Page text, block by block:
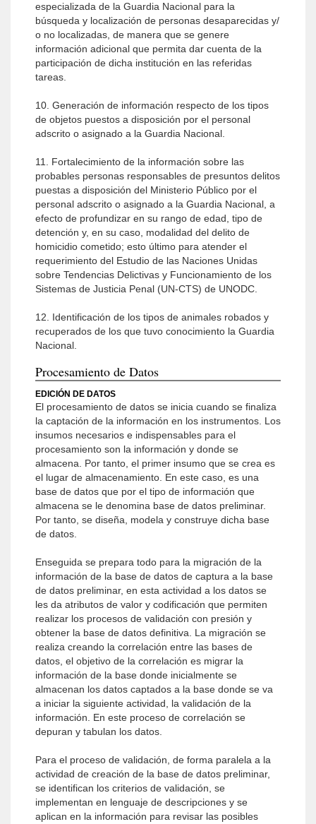
especializada de la Guardia Nacional para la
búsqueda y localización de personas desaparecidas y/
o no localizadas, de manera que se genere
información adicional que permita dar cuenta de la
participación de dicha institución en las referidas
tareas.
10. Generación de información respecto de los tipos
de objetos puestos a disposición por el personal
adscrito o asignado a la Guardia Nacional.
11. Fortalecimiento de la información sobre las
probables personas responsables de presuntos delitos
puestas a disposición del Ministerio Público por el
personal adscrito o asignado a la Guardia Nacional, a
efecto de profundizar en su rango de edad, tipo de
detención y, en su caso, modalidad del delito de
homicidio cometido; esto último para atender el
requerimiento del Estudio de las Naciones Unidas
sobre Tendencias Delictivas y Funcionamiento de los
Sistemas de Justicia Penal (UN-CTS) de UNODC.
12. Identificación de los tipos de animales robados y
recuperados de los que tuvo conocimiento la Guardia
Nacional.
Procesamiento de Datos
EDICIÓN DE DATOS
El procesamiento de datos se inicia cuando se finaliza
la captación de la información en los instrumentos. Los
insumos necesarios e indispensables para el
procesamiento son la información y donde se
almacena. Por tanto, el primer insumo que se crea es
el lugar de almacenamiento. En este caso, es una
base de datos que por el tipo de información que
almacena se le denomina base de datos preliminar.
Por tanto, se diseña, modela y construye dicha base
de datos.
Enseguida se prepara todo para la migración de la
información de la base de datos de captura a la base
de datos preliminar, en esta actividad a los datos se
les da atributos de valor y codificación que permiten
realizar los procesos de validación con presión y
obtener la base de datos definitiva. La migración se
realiza creando la correlación entre las bases de
datos, el objetivo de la correlación es migrar la
información de la base donde inicialmente se
almacenan los datos captados a la base donde se va
a iniciar la siguiente actividad, la validación de la
información. En este proceso de correlación se
depuran y tabulan los datos.
Para el proceso de validación, de forma paralela a la
actividad de creación de la base de datos preliminar,
se identifican los criterios de validación, se
implementan en lenguaje de descripciones y se
aplican en la información para revisar las posibles